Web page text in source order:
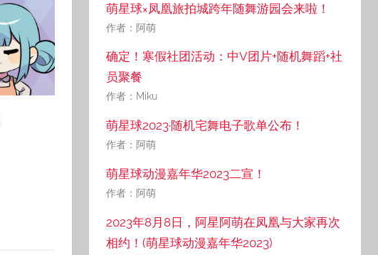
萌星球×凤凰旅拍城跨年随舞游园会来啦！
作者：阿萌
确定！寒假社团活动：中V团片+随机舞蹈+社
员聚餐
作者：Miku
萌星球2023·随机宅舞电子歌单公布！
作者：阿萌
萌星球动漫嘉年华2023二宣！
作者：阿萌
2023年8月8日，阿星阿萌在凤凰与大家再次
相约！(萌星球动漫嘉年华2023)